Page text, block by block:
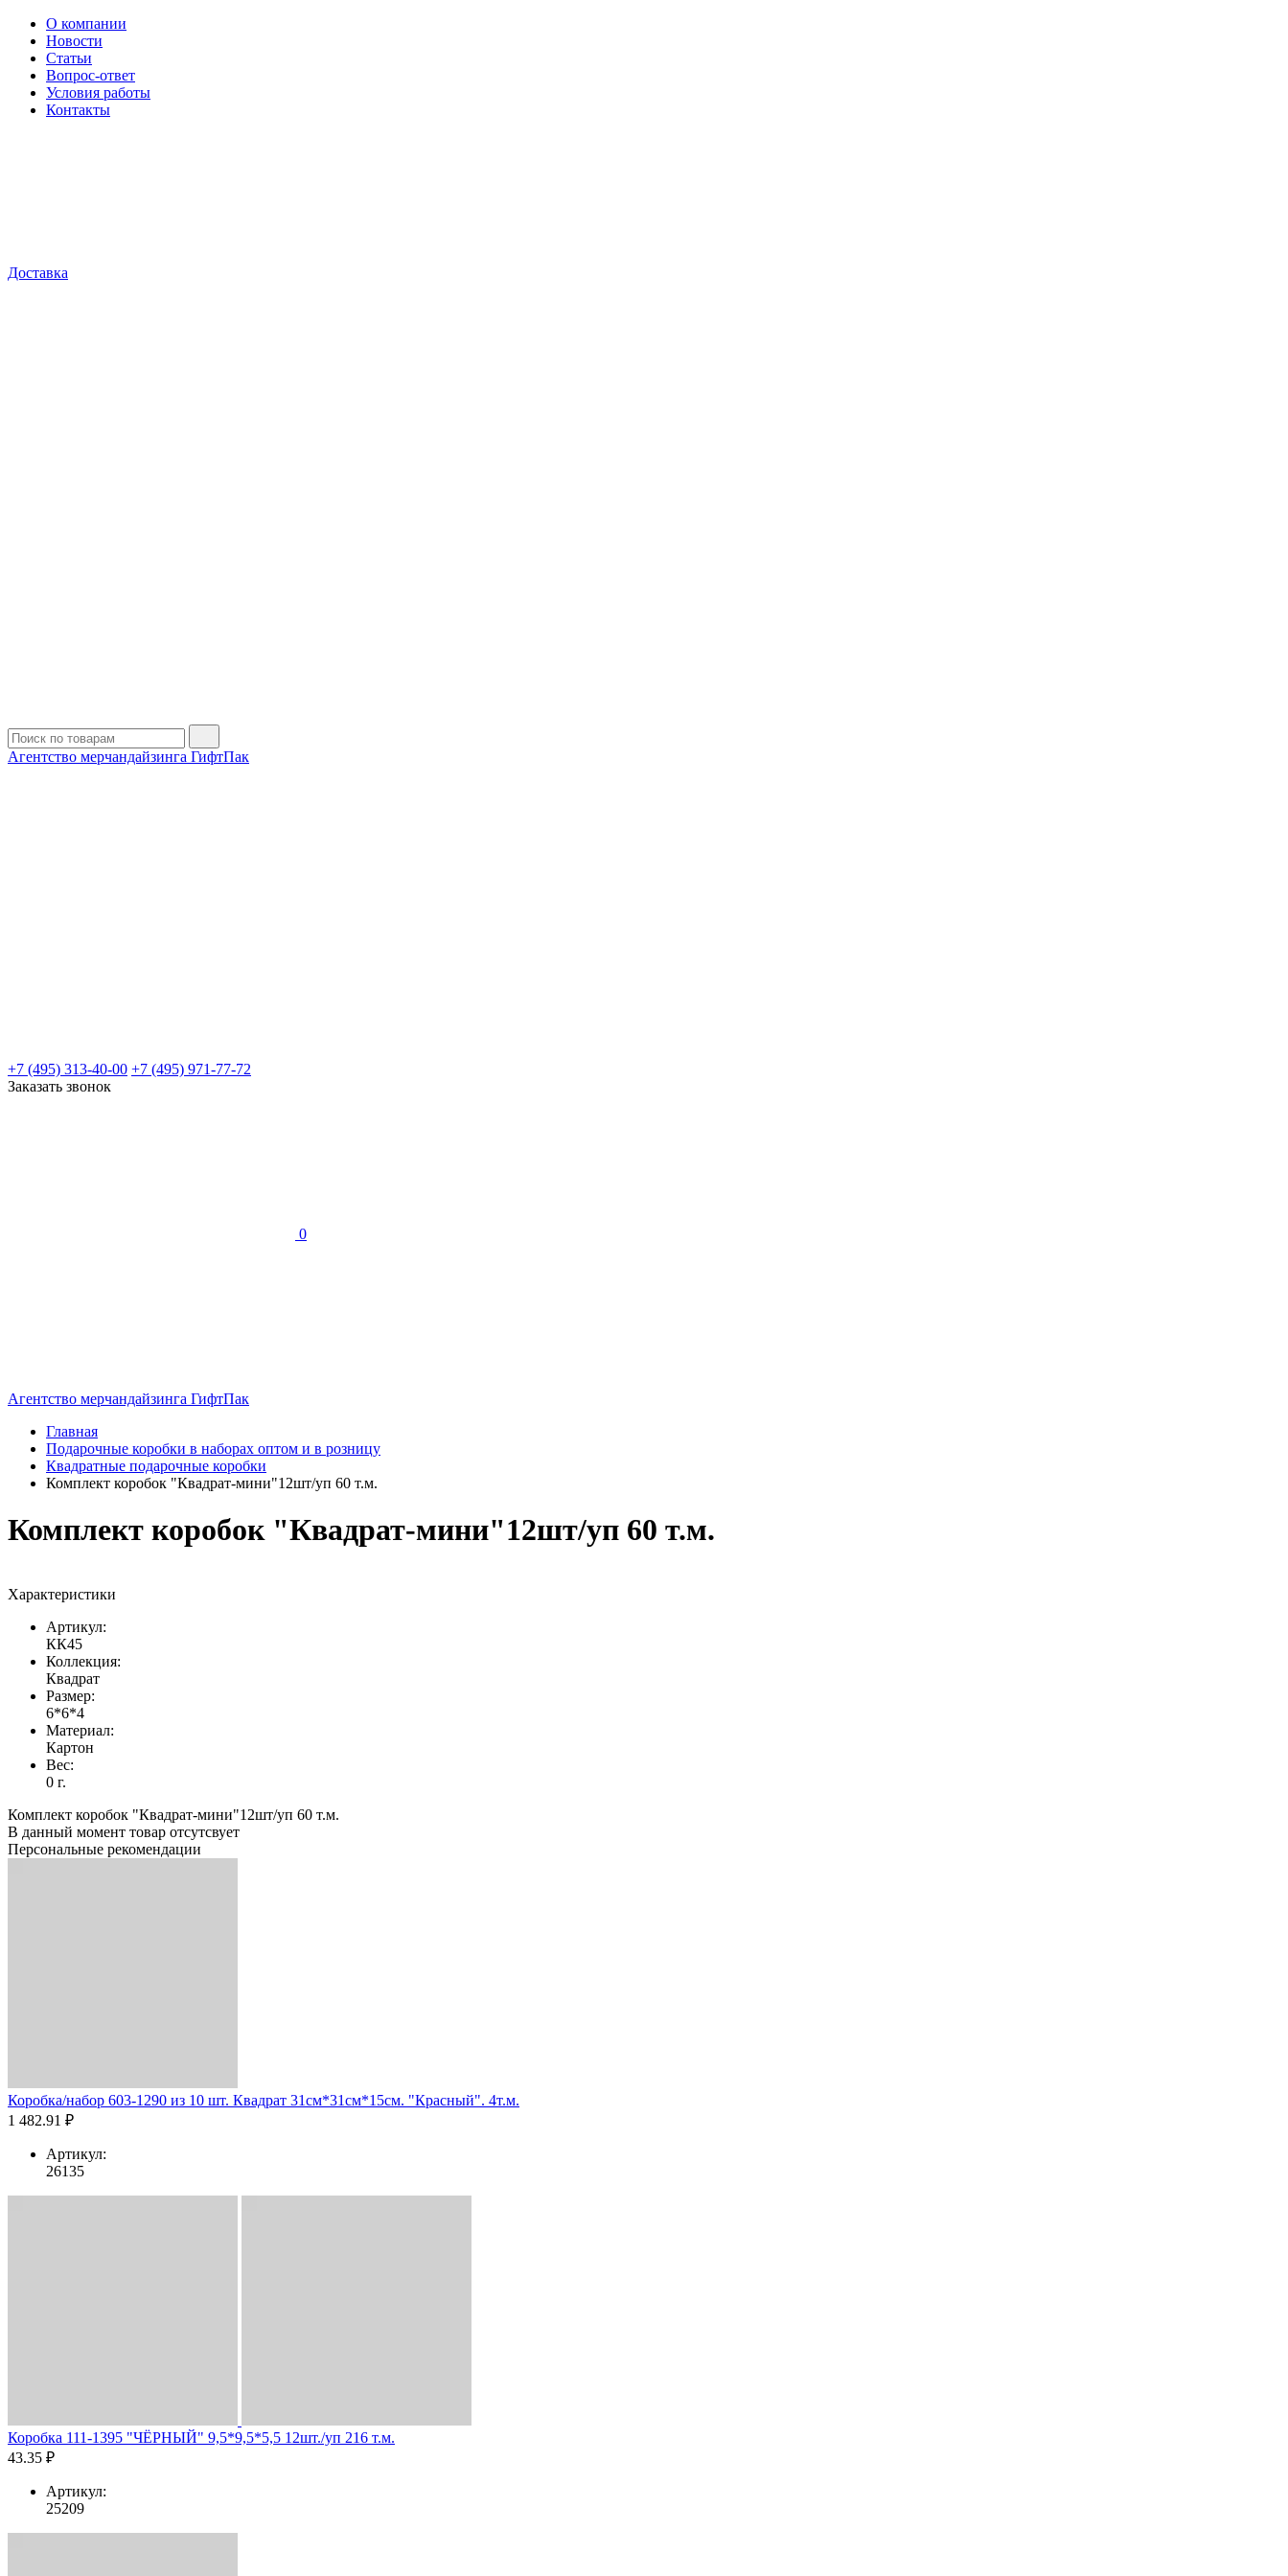
О компании
Новости
Статьи
Вопрос-ответ
Условия работы
Контакты
Доставка
Агентство мерчандайзинга ГифтПак
+7 (495) 313-40-00 +7 (495) 971-77-72
Заказать звонок
0
Агентство мерчандайзинга ГифтПак
Главная
Подарочные коробки в наборах оптом и в розницу
Квадратные подарочные коробки
Комплект коробок "Квадрат-мини"12шт/уп 60 т.м.
Комплект коробок "Квадрат-мини"12шт/уп 60 т.м.
Характеристики
Артикул:
КК45
Коллекция:
Квадрат
Размер:
6*6*4
Материал:
Картон
Вес:
0 г.
Комплект коробок "Квадрат-мини"12шт/уп 60 т.м.
В данный момент товар отсутсвует
Персональные рекомендации
Коробка/набор 603-1290 из 10 шт. Квадрат 31см*31см*15см. "Красный". 4т.м.
1 482.91 ₽
Артикул:
26135
Коробка 111-1395 "ЧЁРНЫЙ" 9,5*9,5*5,5 12шт./уп 216 т.м.
43.35 ₽
Артикул:
25209